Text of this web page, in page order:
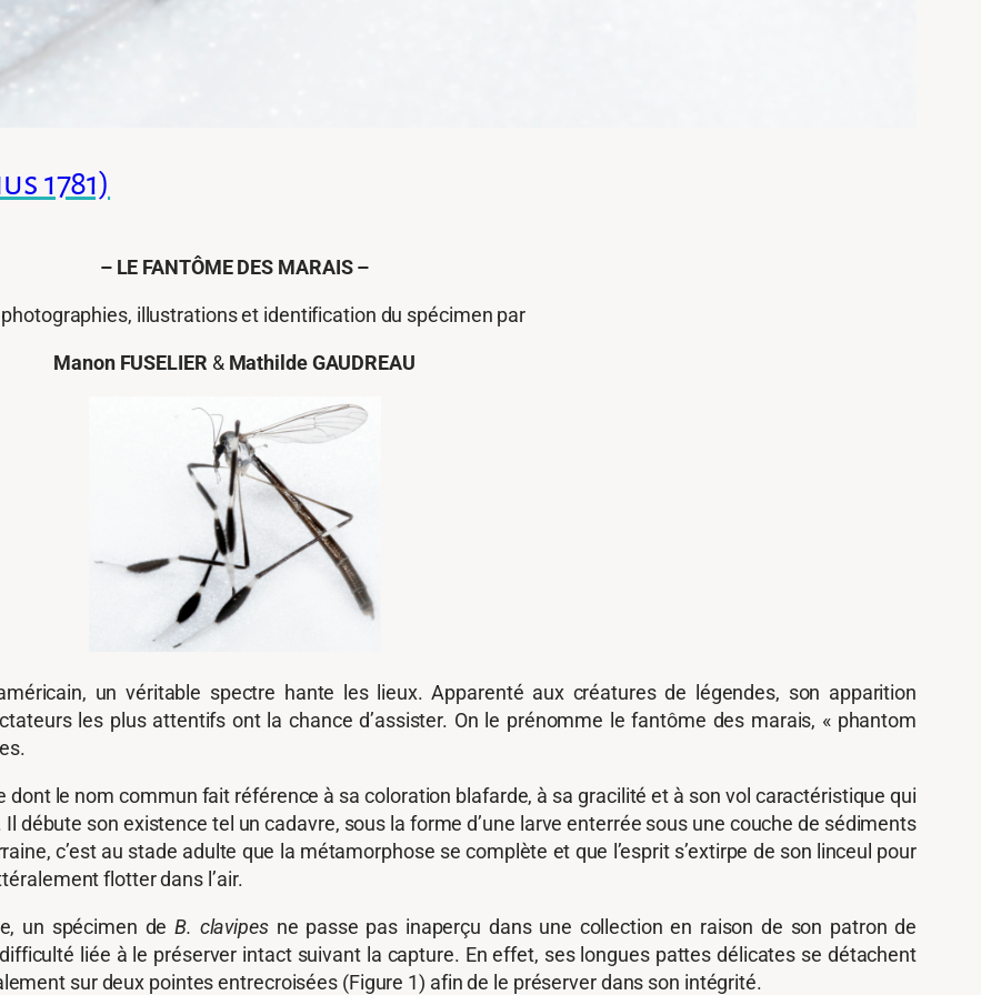
1781)
– LE FANTÔME DES MARAIS –
illustrations et identification du spécimen par
Manon FUSELIER & Mathilde GAUDREAU
un véritable spectre hante les lieux. Apparenté aux créatures de légendes, son apparition
les plus attentifs ont la chance d’assister. On le prénomme le fantôme des marais, « phantom
le nom commun fait référence à sa coloration blafarde, à sa gracilité et à son vol caractéristique qui
débute son existence tel un cadavre, sous la forme d’une larve enterrée sous une couche de sédiments
c’est au stade adulte que la métamorphose se complète et que l’esprit s’extirpe de son linceul pour
flotter dans l’air.
un spécimen deB. clavipesne passe pas inaperçu dans une collection en raison de son patron de
liée à le préserver intact suivant la capture. En effet, ses longues pattes délicates se détachent
sur deux pointes entrecroisées (Figure 1) afin de le préserver dans son intégrité.